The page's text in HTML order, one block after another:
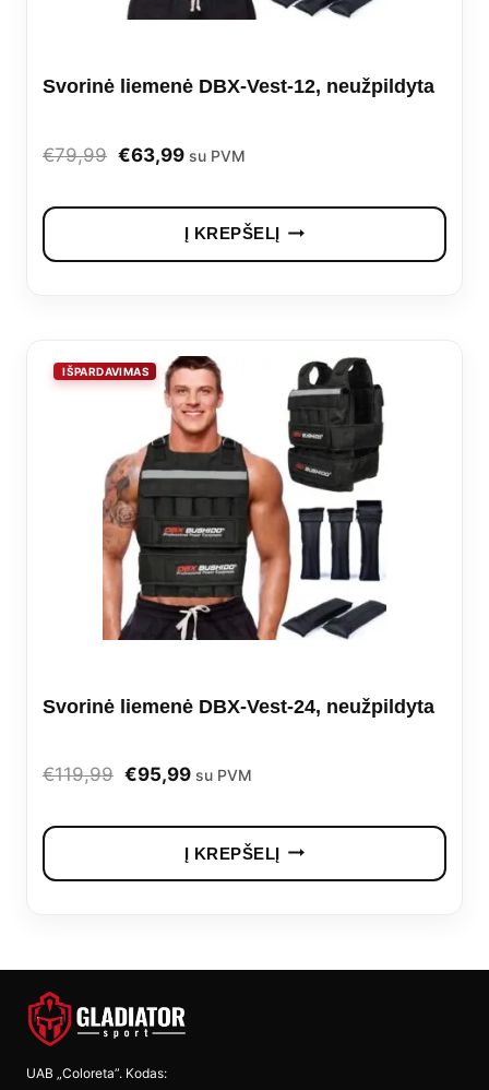
Svorinė liemenė DBX-Vest-12, neužpildyta
€79,99 Original
€79,99.
€63,99Current
is:
€63,99.
su PVM
Į KREPŠELĮ
Svorinė liemenė DBX-Vest-24, neužpildyta
€119,99 Original
€119,99.
€95,99Current
is:
€95,99.
su PVM
Į KREPŠELĮ
UAB „Coloreta”. Kodas: